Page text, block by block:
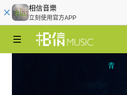
相信音樂
立刻使用官方APP